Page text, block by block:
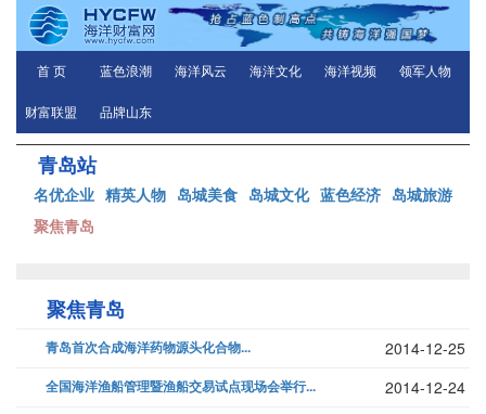
首 页 蓝色浪潮 海洋风云 海洋文化 海洋视频 领军人物
财富联盟 品牌山东
青岛站
名优企业 精英人物 岛城美食 岛城文化 蓝色经济 岛城旅游
聚焦青岛
聚焦青岛
青岛首次合成海洋药物源头化合物... 2014-12-25
全国海洋渔船管理暨渔船交易试点现场会举行... 2014-12-24